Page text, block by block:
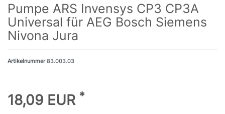
Pumpe ARS Invensys CP3 CP3A
Universal für AEG Bosch Siemens
Nivona Jura
Artikelnummer83.003.03
18,09 EUR *